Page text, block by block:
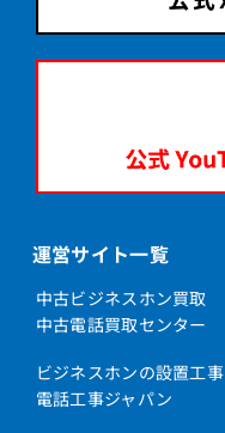
運営サイト一覧
中古ビジネスホン買取
中古電話買取センター
ビジネスホンの設置工事
電話工事ジャパン